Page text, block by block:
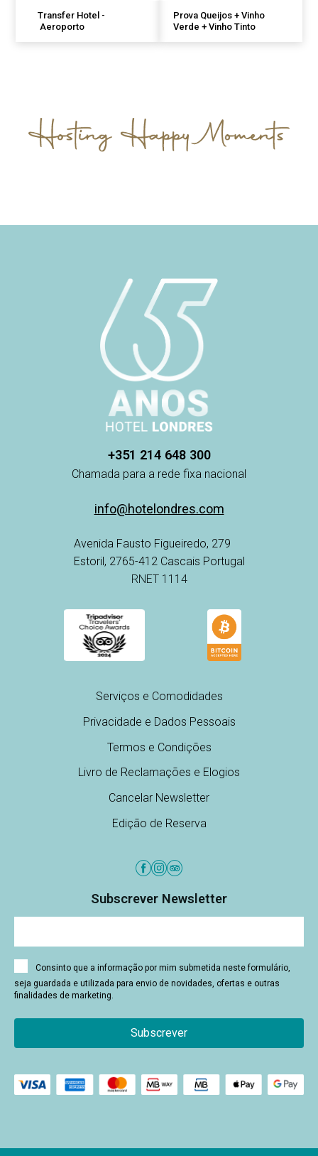
Transfer Hotel -
Aeroporto
Prova Queijos + Vinho
Verde + Vinho Tinto
+351 214 648 300
Chamada para a rede fixa nacional
info@hotelondres.com
Avenida Fausto Figueiredo, 279
Estoril, 2765-412 Cascais Portugal
RNET 1114
Serviços e Comodidades
Privacidade e Dados Pessoais
Termos e Condições
Livro de Reclamações e Elogios
Cancelar Newsletter
Edição de Reserva
Subscrever Newsletter
Consinto que a informação por mim submetida neste formulário,
seja guardada e utilizada para envio de novidades, ofertas e outras
finalidades de marketing.
Subscrever